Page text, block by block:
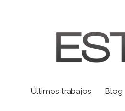
Últimos trabajos Blog